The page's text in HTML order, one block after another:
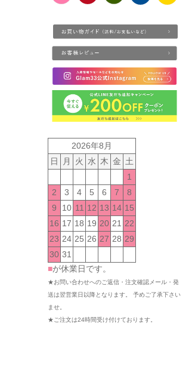
2026年8月
日
月 火 水 木 金 土
1
2
3 4 5 6 7
8
9
10 11 12 13 14 15
16 17 18 19 20 21 22
23 24 25 26 27 28 29
30 31
■が休業日です。
★お問い合わせへのご返信・注文確認メール・発
送は翌営業日以降となります。 予めご了承下さい
ませ。
★ご注文は24時間受け付けております。